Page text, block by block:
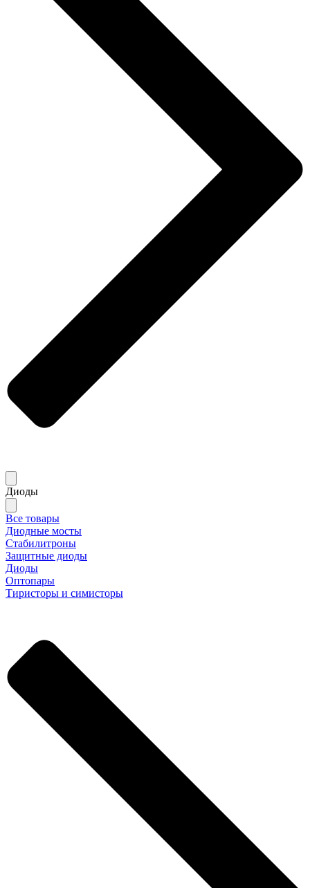
Диоды
Все товары
Диодные мосты
Стабилитроны
Защитные диоды
Диоды
Оптопары
Тиристоры и симисторы